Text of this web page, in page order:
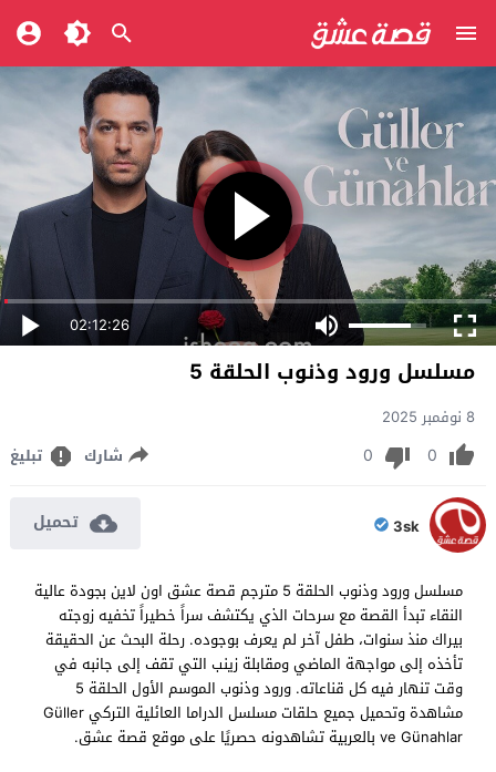
02:12:26
مسلسل ورود وذنوب الحلقة 5
8 نوفمبر 2025
0
0 شارك تبليغ
3sk تحميل
مسلسل ورود وذنوب الحلقة 5 مترجم قصة عشق اون لاين بجودة عالية
النقاء تبدأ القصة مع سرحات الذي يكتشف سراً خطيراً تخفيه زوجته
بيراك منذ سنوات، طفل آخر لم يعرف بوجوده. رحلة البحث عن الحقيقة
تأخذه إلى مواجهة الماضي ومقابلة زينب التي تقف إلى جانبه في
وقت تنهار فيه كل قناعاته. ورود وذنوب الموسم الأول الحلقة 5
مشاهدة وتحميل جميع حلقات مسلسل الدراما العائلية التركي Güller
ve Günahlar بالعربية تشاهدونه حصريًا على موقع قصة عشق.